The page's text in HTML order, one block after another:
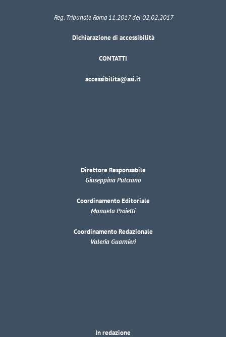
Reg. Tribunale Roma 11.2017 del 02.02.2017
Dichiarazione di accessibilità
CONTATTI
accessibilita@asi.it
Direttore Responsabile
Giuseppina Pulcrano
Coordinamento Editoriale
Manuela Proietti
Coordinamento Redazionale
Valeria Guarnieri
In redazione